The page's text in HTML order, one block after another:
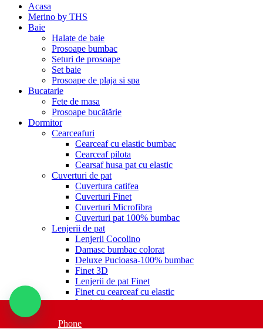
Acasa
Merino by THS
Baie
Halate de baie
Prosoape bumbac
Seturi de prosoape
Set baie
Prosoape de plaja si spa
Bucatarie
Fete de masa
Prosoape bucătărie
Dormitor
Cearceafuri
Cearceaf cu elastic bumbac
Cearceaf pilota
Cearsaf husa pat cu elastic
Cuverturi de pat
Cuvertura catifea
Cuverturi Finet
Cuverturi Microfibra
Cuverturi pat 100% bumbac
Lenjerii de pat
Lenjerii Cocolino
Damasc bumbac colorat
Deluxe Pucioasa-100% bumbac
Finet 3D
Lenjerii de pat Finet
Finet cu cearceaf cu elastic
Lenjerii pat 1 persoana
Lenjerii Blana Iepure
Phone